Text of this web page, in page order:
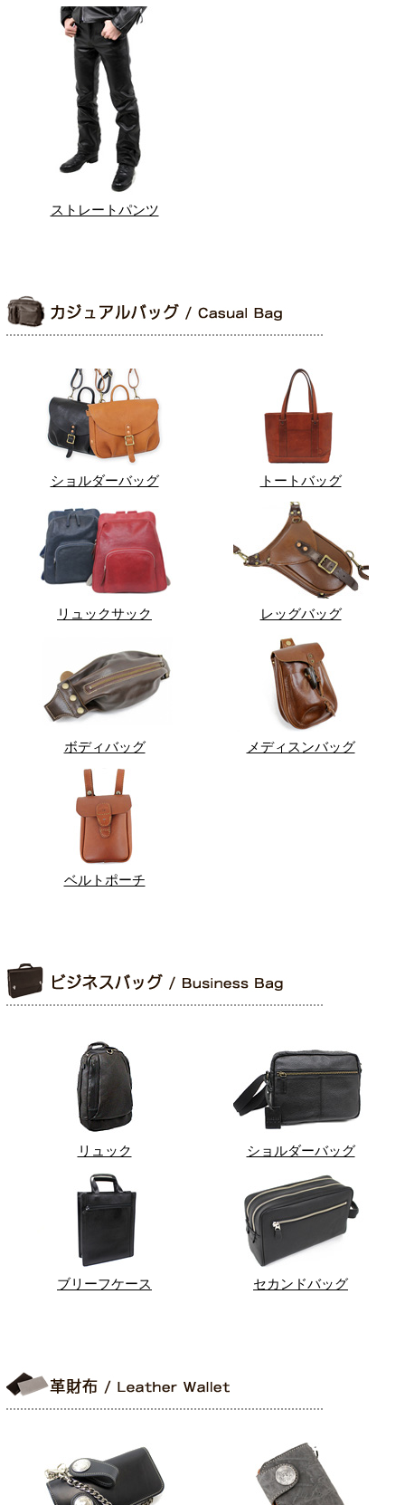
ストレートパンツ
ショルダーバッグ トートバッグ
リュックサック レッグバッグ
ボディバッグ メディスンバッグ
ベルトポーチ
リュック ショルダーバッグ
ブリーフケース セカンドバッグ